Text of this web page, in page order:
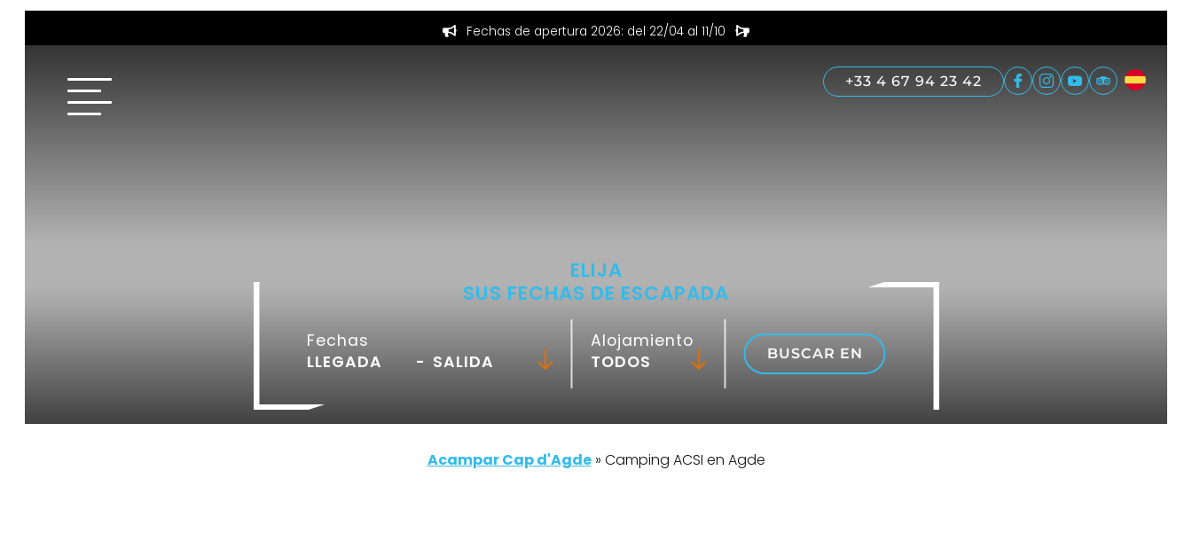
Fechas de apertura 2026: del 22/04 al 11/10
+33 4 67 94 23 42
ELIJA
SUS FECHAS DE ESCAPADA
Fechas
-
Alojamiento
BUSCAR EN
Acampar Cap d'Agde» Camping ACSI en Agde